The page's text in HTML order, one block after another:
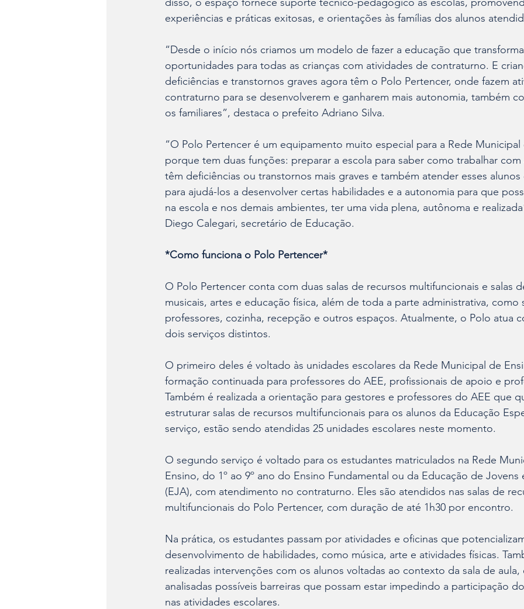
experiências e práticas exitosas, e orientações às famílias dos alunos
“Desde o início nós criamos um modelo de fazer a educação que
oportunidades para todas as crianças com atividades de contraturno. E
deficiências e transtornos graves agora têm o Polo Pertencer, onde fazem
contraturno para se desenvolverem e ganharem mais autonomia, também
os familiares”, destaca o prefeito Adriano Silva.
“O Polo Pertencer é um equipamento muito especial para a Rede Municipal
porque tem duas funções: preparar a escola para saber como trabalhar com
têm deficiências ou transtornos mais graves e também atender esses alunos
para ajudá-los a desenvolver certas habilidades e a autonomia para que
na escola e nos demais ambientes, ter uma vida plena, autônoma e
Diego Calegari, secretário de Educação.
*Como funciona o Polo Pertencer*
O Polo Pertencer conta com duas salas de recursos multifuncionais e salas
musicais, artes e educação física, além de toda a parte administrativa, como
professores, cozinha, recepção e outros espaços. Atualmente, o Polo atua
dois serviços distintos.
O primeiro deles é voltado às unidades escolares da Rede Municipal de
formação continuada para professores do AEE, profissionais de apoio e
Também é realizada a orientação para gestores e professores do AEE que
estruturar salas de recursos multifuncionais para os alunos da Educação
serviço, estão sendo atendidas 25 unidades escolares neste momento.
O segundo serviço é voltado para os estudantes matriculados na Rede
Ensino, do 1º ao 9º ano do Ensino Fundamental ou da Educação de Jovens
(EJA), com atendimento no contraturno. Eles são atendidos nas salas de
multifuncionais do Polo Pertencer, com duração de até 1h30 por encontro.
Na prática, os estudantes passam por atividades e oficinas que
desenvolvimento de habilidades, como música, arte e atividades físicas.
realizadas intervenções com os alunos voltadas ao contexto da sala de aula,
analisadas possíveis barreiras que possam estar impedindo a participação
nas atividades escolares.